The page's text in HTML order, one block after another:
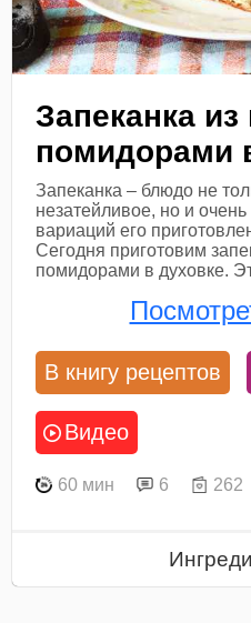
Запеканка
помидорами
Запеканка – блюдо не
незатейливое, но и
вариаций его
Сегодня приготовим
помидорами в духовке.
В книгу рецептов
Видео
60 мин 6 262